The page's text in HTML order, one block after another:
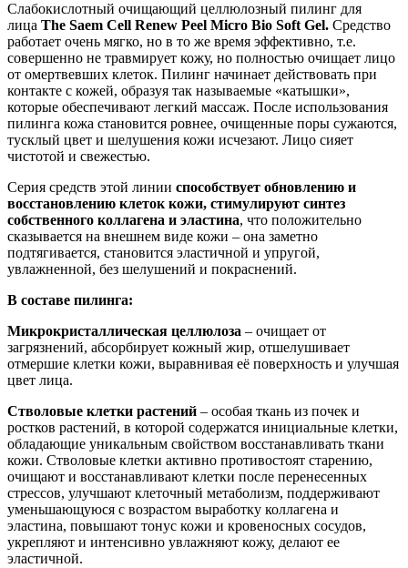
Слабокислотный очищающий целлюлозный пилинг для
лица The Saem Cell Renew Peel Micro Bio Soft Gel. Средство
работает очень мягко, но в то же время эффективно, т.е.
совершенно не травмирует кожу, но полностью очищает лицо
от омертвевших клеток. Пилинг начинает действовать при
контакте с кожей, образуя так называемые «катышки»,
которые обеспечивают легкий массаж. После использования
пилинга кожа становится ровнее, очищенные поры сужаются,
тусклый цвет и шелушения кожи исчезают. Лицо сияет
чистотой и свежестью.
Серия средств этой линии способствует обновлению и
восстановлению клеток кожи, стимулируют синтез
собственного коллагена и эластина, что положительно
сказывается на внешнем виде кожи – она заметно
подтягивается, становится эластичной и упругой,
увлажненной, без шелушений и покраснений.
В составе пилинга:
Микрокристаллическая целлюлоза – очищает от
загрязнений, абсорбирует кожный жир, отшелушивает
отмершие клетки кожи, выравнивая её поверхность и улучшая
цвет лица.
Стволовые клетки растений – особая ткань из почек и
ростков растений, в которой содержатся инициальные клетки,
обладающие уникальным свойством восстанавливать ткани
кожи. Стволовые клетки активно противостоят старению,
очищают и восстанавливают клетки после перенесенных
стрессов, улучшают клеточный метаболизм, поддерживают
уменьшающуюся с возрастом выработку коллагена и
эластина, повышают тонус кожи и кровеносных сосудов,
укрепляют и интенсивно увлажняют кожу, делают ее
эластичной.